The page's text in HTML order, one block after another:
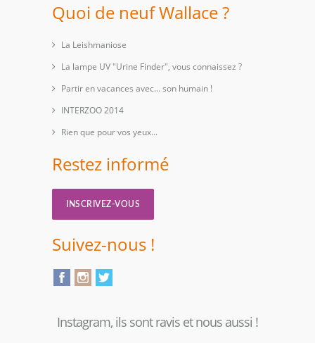
Quoi de neuf Wallace ?
La Leishmaniose
La lampe UV "Urine Finder", vous connaissez ?
Partir en vacances avec… son humain !
INTERZOO 2014
Rien que pour vos yeux...
Restez informé
INSCRIVEZ-VOUS
Suivez-nous !
Instagram, ils sont ravis et nous aussi !